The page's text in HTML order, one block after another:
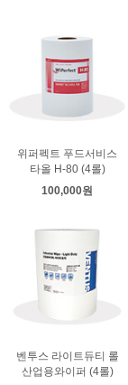
위퍼펙트 푸드서비스
타올 H-80 (4롤)
100,000원
벤투스 라이트듀티 롤
산업용와이퍼 (4롤)